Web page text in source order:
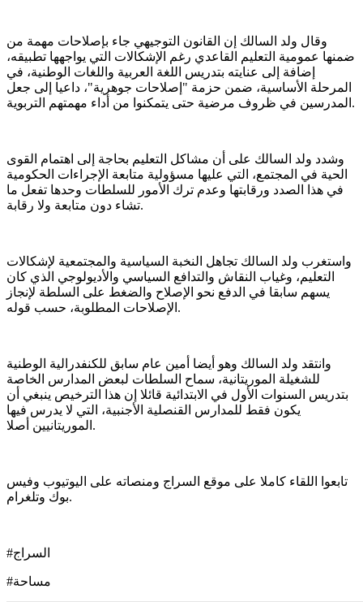
وقال ولد السالك إن القانون التوجيهي جاء بإصلاحات مهمة من
ضمنها عمومية التعليم القاعدي رغم الإشكالات التي يواجهها تطبيقه،
إضافة إلى عنايته بتدريس اللغة العربية واللغات الوطنية، في
المرحلة الأساسية، ضمن حزمة "إصلاحات جوهرية"، داعيا إلى جعل
المدرسين في ظروف مرضية حتى يتمكنوا من أداء مهمتهم التربوية.
وشدد ولد السالك على أن مشاكل التعليم بحاجة إلى اهتمام القوى
الحية في المجتمع، التي عليها مسؤولية متابعة الإجراءات الحكومية
في هذا الصدد ورقابتها وعدم ترك الأمور للسلطات وحدها تفعل ما
تشاء دون متابعة ولا رقابة.
واستغرب ولد السالك تجاهل النخبة السياسية والمجتمعية لإشكالات
التعليم، وغياب النقاش والتدافع السياسي والأديولوجي الذي كان
يسهم سابقا في الدفع نحو الإصلاح والضغط على السلطة لإنجاز
الإصلاحات المطلوبة، حسب قوله.
وانتقد ولد السالك وهو أيضا أمين عام سابق للكنفدرالية الوطنية
للشغيلة الموريتانية، سماح السلطات لبعض المدارس الخاصة
بتدريس السنوات الأول في الابتدائية قائلا إن هذا الترخيص ينبغي أن
يكون فقط للمدارس القنصلية الأجنبية، التي لا يدرس فيها
الموريتانيين أصلا.
تابعوا اللقاء كاملا على موقع السراج ومنصاته على اليوتيوب وفيس
بوك وتلغرام.
#السراج
#مساحة